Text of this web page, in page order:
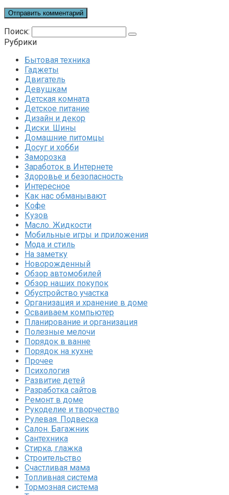
Поиск:
Рубрики
Бытовая техника
Гаджеты
Двигатель
Девушкам
Детская комната
Детское питание
Дизайн и декор
Диски. Шины
Домашние питомцы
Досуг и хобби
Заморозка
Заработок в Интернете
Здоровье и безопасность
Интересное
Как нас обманывают
Кофе
Кузов
Масло. Жидкости
Мобильные игры и приложения
Мода и стиль
На заметку
Новорожденный
Обзор автомобилей
Обзор наших покупок
Обустройство участка
Организация и хранение в доме
Осваиваем компьютер
Планирование и организация
Полезные мелочи
Порядок в ванне
Порядок на кухне
Прочее
Психология
Развитие детей
Разработка сайтов
Ремонт в доме
Рукоделие и творчество
Рулевая. Подвеска
Салон. Багажник
Сантехника
Стирка, глажка
Строительство
Счастливая мама
Топливная система
Тормозная система